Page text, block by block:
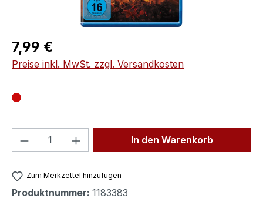
Regulärer Preis:
7,99 €
Preise inkl. MwSt. zzgl. Versandkosten
Produkt Anzahl: Gib denIn den Warenkorb
Zum Merkzettel hinzufügen
Produktnummer: 1183383